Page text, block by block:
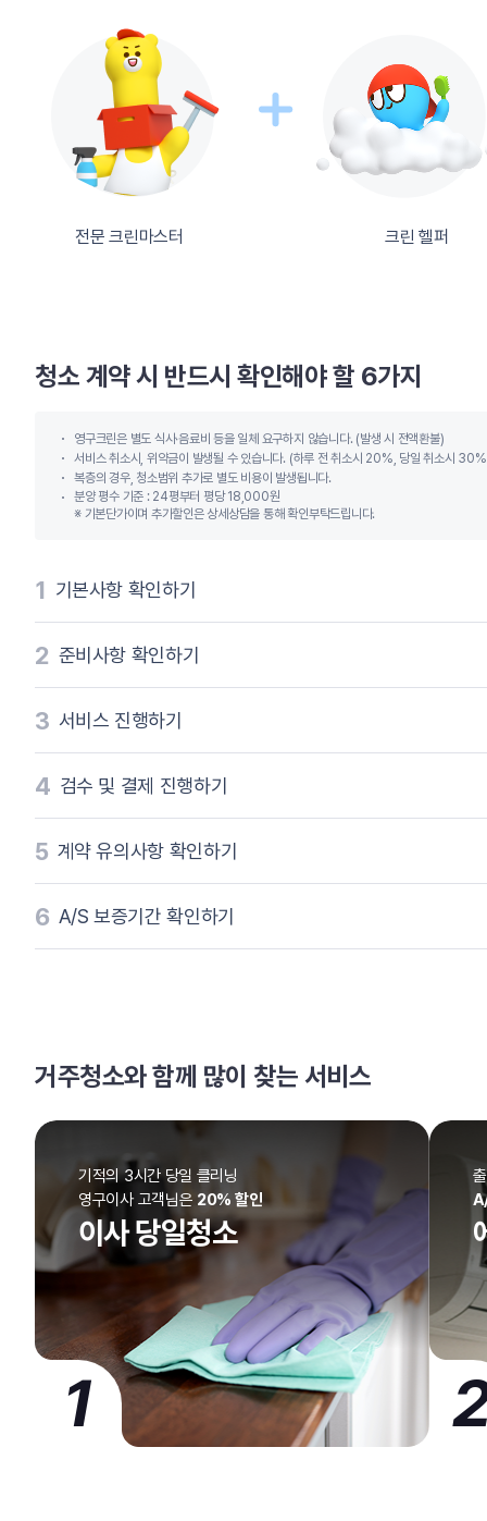
전문 크린마스터 크린 헬퍼
청소 계약 시 반드시 확인해야 할 6가지
영구크린은 별도 식사∙음료비 등을 일체 요구하지 않습니다. (발생 시 전액환불)
서비스 취소시, 위약금이 발생될 수 있습니다. (하루 전 취소시 20%, 당일 취소시
복층의 경우, 청소범위 추가로 별도 비용이 발생됩니다.
분양 평수 기준 : 24평부터 평당 18,000원
※ 기본단가이며 추가할인은 상세상담을 통해 확인부탁드립니다.
1 기본사항 확인하기
2 준비사항 확인하기
3 서비스 진행하기
4 검수 및 결제 진행하기
5 계약 유의사항 확인하기
6 A/S 보증기간 확인하기
거주청소와 함께 많이 찾는 서비스
기적의 3시간 당일 클리닝
영구이사 고객님은 20% 할인
이사 당일청소
1